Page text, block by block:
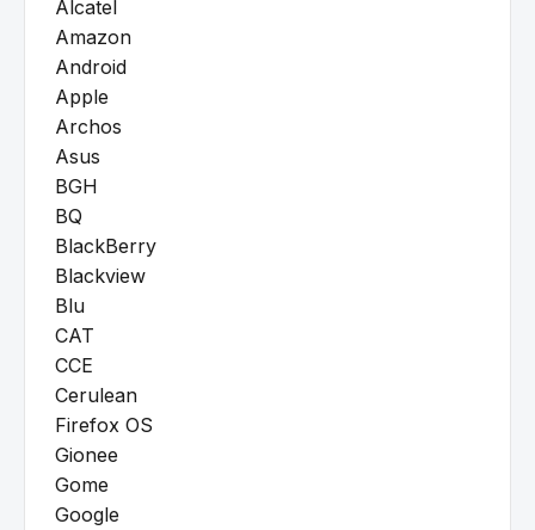
Alcatel
Amazon
Android
Apple
Archos
Asus
BGH
BQ
BlackBerry
Blackview
Blu
CAT
CCE
Cerulean
Firefox OS
Gionee
Gome
Google